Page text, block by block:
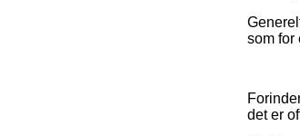
som for
det er